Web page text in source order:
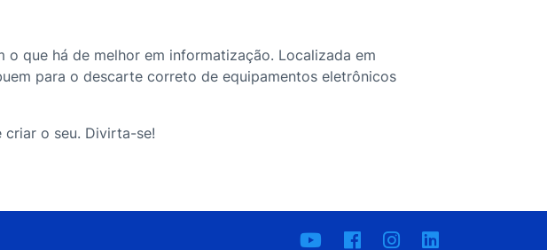
que há de melhor em informatização. Localizada em
para o descarte correto de equipamentos eletrônicos
o seu. Divirta-se!